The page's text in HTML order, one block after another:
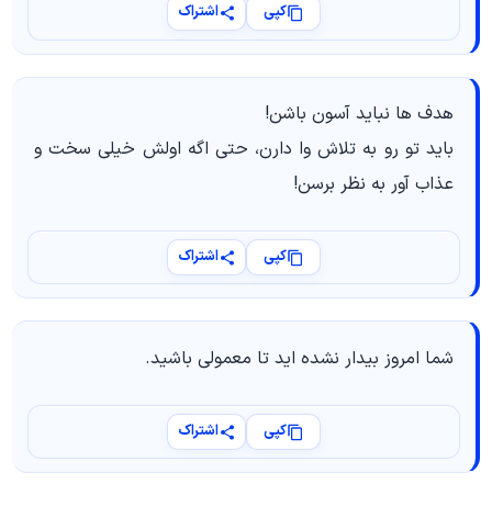
کپی اشتراک
هدف ها نباید آسون باشن!
باید تو رو به تلاش وا دارن، حتی اگه اولش خیلی سخت و
عذاب آور به نظر برسن!
کپی اشتراک
شما امروز بیدار نشده اید تا معمولی باشید.
کپی اشتراک